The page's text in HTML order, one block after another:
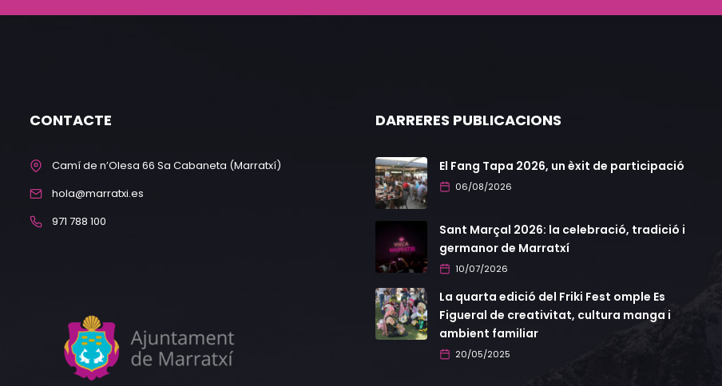
CONTACTE
Camí de n’Olesa 66 Sa Cabaneta (Marratxí)
hola@marratxi.es
971 788 100
DARRERES PUBLICACIONS
El Fang Tapa 2026, un èxit de participació
06/08/2026
Sant Marçal 2026: la celebració, tradició i
germanor de Marratxí
10/07/2026
La quarta edició del Friki Fest omple Es
Figueral de creativitat, cultura manga i
ambient familiar
20/05/2025